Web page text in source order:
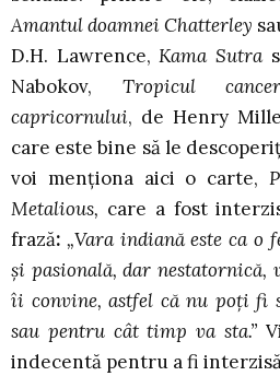
Amantul doamnei Chatterley
D.H. Lawrence,Kama Sutra
Nabokov, Tropicul
capricornului, de Henry
care este bine să le
voi menţiona aici o carte,
Metalious, care a fost
frază: „Vara indiană este ca o
şi pasională, dar nestatornică,
îi convine, astfel că nu poţi fi
sau pentru cât timp va sta.”
indecentă pentru a fi